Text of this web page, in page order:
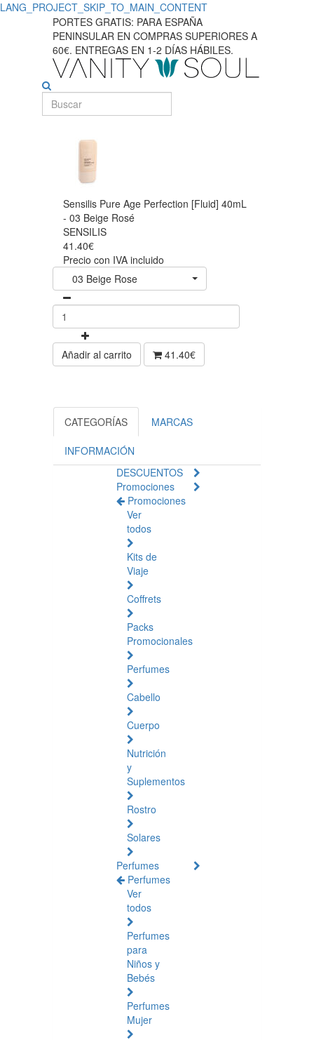
LANG_PROJECT_SKIP_TO_MAIN_CONTENT
PORTES GRATIS: PARA ESPAÑA
PENINSULAR EN COMPRAS SUPERIORES A
60€. ENTREGAS EN 1-2 DÍAS HÁBILES.
Sensilis Pure Age Perfection [Fluid] 40mL
- 03 Beige Rosé
SENSILIS
41.40€
Precio con IVA incluido
03 Beige Rose
Añadir al carrito 41.40€
CATEGORÍAS MARCAS
INFORMACIÓN
DESCUENTOS
Promociones
Promociones
Ver
todos
Kits de
Viaje
Coffrets
Packs
Promocionales
Perfumes
Cabello
Cuerpo
Nutrición
y
Suplementos
Rostro
Solares
Perfumes
Perfumes
Ver
todos
Perfumes
para
Niños y
Bebés
Perfumes
Mujer